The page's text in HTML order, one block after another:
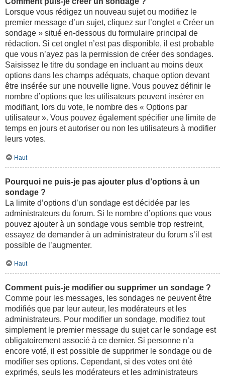
Lorsque vous rédigez un nouveau sujet ou modifiez le
premier message d’un sujet, cliquez sur l’onglet « Créer un
sondage » situé en-dessous du formulaire principal de
rédaction. Si cet onglet n’est pas disponible, il est probable
que vous n’ayez pas la permission de créer des sondages.
Saisissez le titre du sondage en incluant au moins deux
options dans les champs adéquats, chaque option devant
être insérée sur une nouvelle ligne. Vous pouvez définir le
nombre d’options que les utilisateurs peuvent insérer en
modifiant, lors du vote, le nombre des « Options par
utilisateur ». Vous pouvez également spécifier une limite de
temps en jours et autoriser ou non les utilisateurs à modifier
leurs votes.
Haut
Pourquoi ne puis-je pas ajouter plus d’options à un
sondage ?
La limite d’options d’un sondage est décidée par les
administrateurs du forum. Si le nombre d’options que vous
pouvez ajouter à un sondage vous semble trop restreint,
essayez de demander à un administrateur du forum s’il est
possible de l’augmenter.
Haut
Comment puis-je modifier ou supprimer un sondage ?
Comme pour les messages, les sondages ne peuvent être
modifiés que par leur auteur, les modérateurs et les
administrateurs. Pour modifier un sondage, modifiez tout
simplement le premier message du sujet car le sondage est
obligatoirement associé à ce dernier. Si personne n’a
encore voté, il est possible de supprimer le sondage ou de
modifier ses options. Cependant, si des votes ont été
exprimés, seuls les modérateurs et les administrateurs